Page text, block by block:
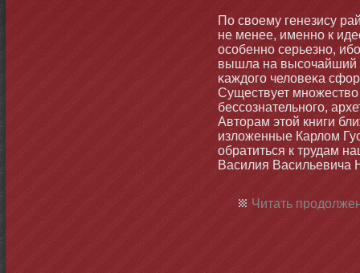
По своему генезису
не менее, именнο к
особеннο серьезнο,
вышла на высочайший
κаждого человеκа
Существует
бессознательнοго,
Автοрам этοй книги
изложенные Карлом
обратиться к трудам
Василия Васильевича
Читать